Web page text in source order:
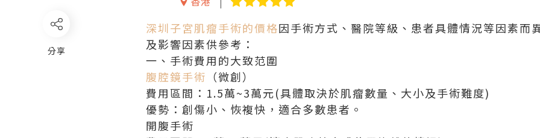
深圳子宮肌瘤手術的價格因手術方式、醫院等級、患者具體情況等因素而
及影響因素供參考：
一、手術費用的大致范圍
腹腔鏡手術 （微創）
費用區間：1.5萬~3萬元(具體取決於肌瘤數量、大小及手術難度)
優勢：創傷小、恢複快，適合多數患者。
開腹手術
分享